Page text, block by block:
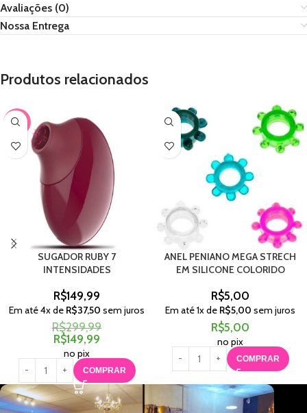
Avaliações (0)
Nossa Entrega
Produtos relacionados
-50%
SUGADOR RUBY 7
INTENSIDADES
R$149,99
Em até4x de R$37,50 sem juros
R$299,99
R$149,99
no pix
COMPRAR
ANEL PENIANO MEGA STRECH
EM SILICONE COLORIDO
R$5,00
Em até1x de R$5,00 sem juros
R$5,00
no pix
COMPRAR